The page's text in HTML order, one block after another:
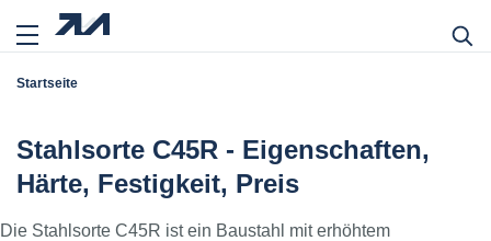
Startseite
Stahlsorte C45R - Eigenschaften,
Härte, Festigkeit, Preis
Die Stahlsorte C45R ist ein Baustahl mit erhöhtem